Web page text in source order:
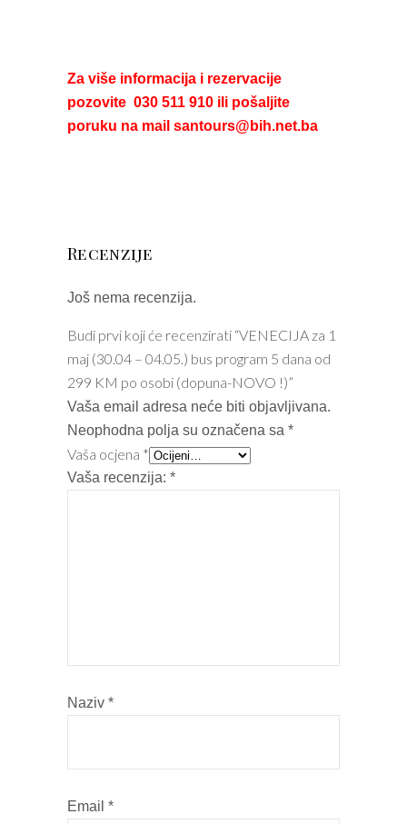
Za više informacija i rezervacije
pozovite 030 511 910 ili pošaljite
poruku na mail santours@bih.net.ba
Recenzije
Još nema recenzija.
Budi prvi koji će recenzirati “VENECIJA za 1
maj (30.04 – 04.05.) bus program 5 dana od
299 KM po osobi (dopuna-NOVO !)”
Vaša email adresa neće biti objavljivana.
Neophodna polja su označena sa *
Vaša ocjena *
Vaša recenzija: *
Naziv *
Email *